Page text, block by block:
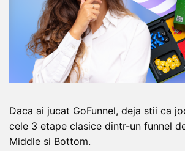
Daca ai jucat GoFunnel, deja stii ca
cele 3 etape clasice dintr-un funnel
Middle si Bottom.